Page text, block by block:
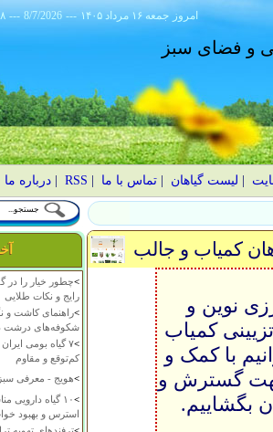
--- 8/7/2026 --- ۱۴۰۵ جمعه ۱۶ مرداد امروز
و فضای سبز
لیست گیاهان |تماس با ما RSS
|درباره ما
>چطور خیار را در
رایج و نکات طلایی
>راهنمای کاشت و
شکوفه‌های درشت
>
۷ گیاه بومی
کم‌توقع و مقاوم
>هویج - معرفی
>
۱۰ گیاه دارویی
استرس و بهبود
کمیاب و جالب
نوین و
کمیاب
با کمک و
گسترش و
بگشاییم.